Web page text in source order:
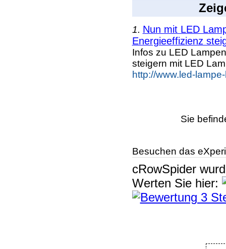
1. Nun mit LED
Energieeffizienz
Infos zu LED
steigern mit LED
http://www.led-
Sie
Besuchen das
cRowSpider
Werten Sie hier: